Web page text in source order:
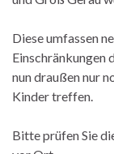
Diese umfassen
Einschränkungen
nun draußen nur
Kinder treffen.
Bitte prüfen Sie